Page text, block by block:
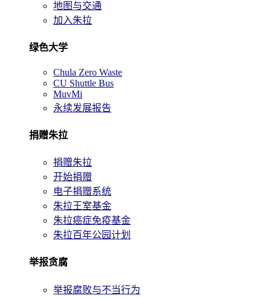
地图与交通
加入朱拉
绿色大学
Chula Zero Waste
CU Shuttle Bus
MuvMi
永续发展报告
捐赠朱拉
捐赠朱拉
开始捐赠
电子捐赠系统
朱拉王室基金
朱拉癌症免疫基金
朱拉百年公园计划
举报贪腐
举报腐败与不当行为